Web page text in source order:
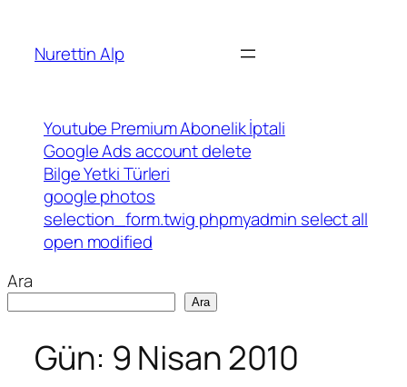
Nurettin Alp
Youtube Premium Abonelik İptali
Google Ads account delete
Bilge Yetki Türleri
google photos
selection_form.twig phpmyadmin select all
open modified
Ara
Ara
Gün: 9 Nisan 2010